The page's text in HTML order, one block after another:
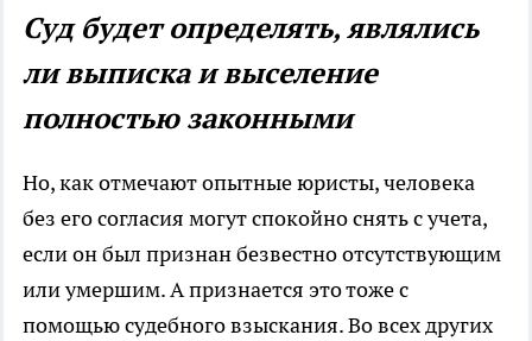
Суд будет определять, являлись
ли выписка и выселение
полностью законными
Но, как отмечают опытные юристы, человека
без его согласия могут спокойно снять с учета,
если он был признан безвестно отсутствующим
или умершим. А признается это тоже с
помощью судебного взыскания. Во всех других